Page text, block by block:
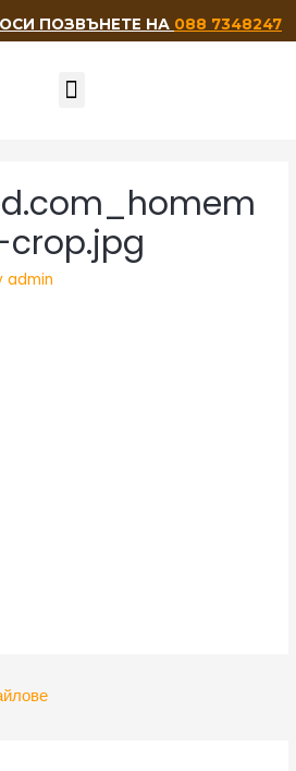
ПОЗВЪНЕТЕ НА 088 7348247
admin